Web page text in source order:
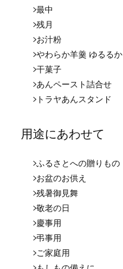
最中
残月
お汁粉
やわらか羊羹 ゆるるか
干菓子
あんペースト詰合せ
トラヤあんスタンド
用途にあわせて
ふるさとへの贈りもの
お盆のお供え
残暑御見舞
敬老の日
慶事用
弔事用
ご家庭用